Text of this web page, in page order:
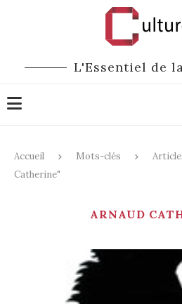
L'Essentiel de
Accueil Mots-clés
Catherine"
ARNAUD